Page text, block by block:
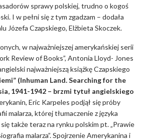
sprawy polskiej, trudno o kogoś
I w pełni się z tym zgadzam – dodała
Józefa Czapskiego, Elżbieta Skoczek.
w najważniejszej amerykańskiej serii
Review of Books”, Antonia Lloyd- Jones
najważniejszą książkę Czapskiego
(Inhuman Land. Searching for the
1941-1942 – brzmi tytuł angielskiego
Eric Karpeles podjął się próby
malarza, której tłumaczenie z języka
także teraz na rynku polskim pt. „Prawie
malarza”. Spojrzenie Amerykanina i